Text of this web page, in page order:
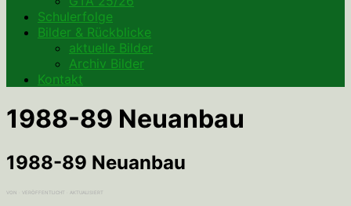
Schulerfolge
Bilder & Rückblicke
aktuelle Bilder
Archiv Bilder
Kontakt
1988-89 Neuanbau
1988-89 Neuanbau
VON · VERÖFFENTLICHT · AKTUALISIERT